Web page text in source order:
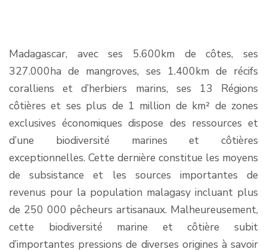
Madagascar, avec ses 5.600km de côtes, ses
327.000ha de mangroves, ses 1.400km de récifs
coralliens et d’herbiers marins, ses 13 Régions
côtières et ses plus de 1 million de km² de zones
exclusives économiques dispose des ressources et
d’une biodiversité marines et côtières
exceptionnelles. Cette dernière constitue les moyens
de subsistance et les sources importantes de
revenus pour la population malagasy incluant plus
de 250 000 pêcheurs artisanaux. Malheureusement,
cette biodiversité marine et côtière subit
d’importantes pressions de diverses origines à savoir